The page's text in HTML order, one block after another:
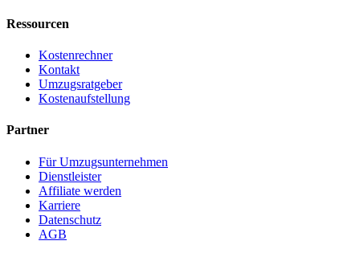
Ressourcen
Kostenrechner
Kontakt
Umzugsratgeber
Kostenaufstellung
Partner
Für Umzugsunternehmen
Dienstleister
Affiliate werden
Karriere
Datenschutz
AGB